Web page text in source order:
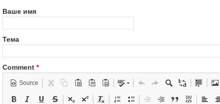
Ваше имя
Тема
Comment *
Source